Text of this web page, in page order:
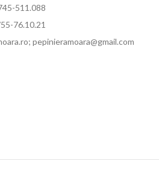
511.088
76.10.21
pepinieramoara@gmail.com